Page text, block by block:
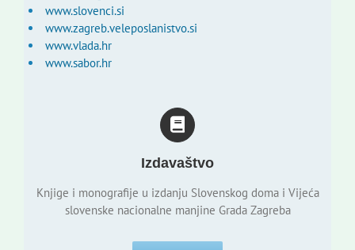
www.slovenci.si
www.zagreb.veleposlanistvo.si
www.vlada.hr
www.sabor.hr
Izdavaštvo
Knjige i monografije u izdanju Slovenskog doma i Vijeća
slovenske nacionalne manjine Grada Zagreba